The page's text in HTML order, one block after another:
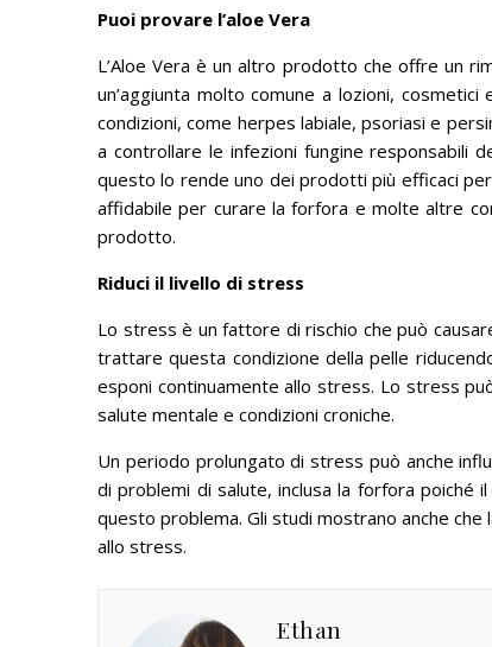
Puoi provare l’aloe Vera
L’Aloe Vera è un altro prodotto che offre un
un’aggiunta molto comune a lozioni,
condizioni, come herpes labiale, psoriasi e
a controllare le infezioni fungine responsabili
questo lo rende uno dei prodotti più efficaci
affidabile per curare la forfora e molte altre
prodotto.
Riduci il livello di stress
Lo stress è un fattore di rischio che può
trattare questa condizione della pelle
esponi continuamente allo stress. Lo stress
salute mentale e condizioni croniche.
Un periodo prolungato di stress può anche
di problemi di salute, inclusa la forfora poiché
questo problema.Gli studi mostrano anche
allo stress.
Ethan